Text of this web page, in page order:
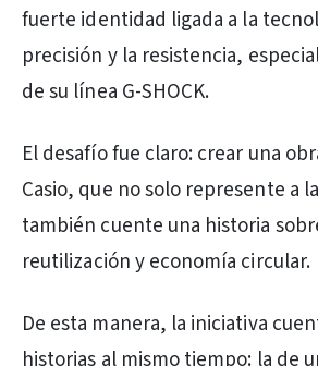
fuerte identidad ligada a la
precisión y la resistencia,
de su línea G-SHOCK.
El desafío fue claro: crear una
Casio, que no solo represente a
también cuente una historia
reutilización y economía circular.
De esta manera, la iniciativa
historias al mismo tiempo: la de